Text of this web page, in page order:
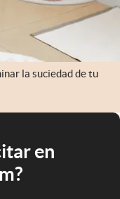
la suciedad de tu
en